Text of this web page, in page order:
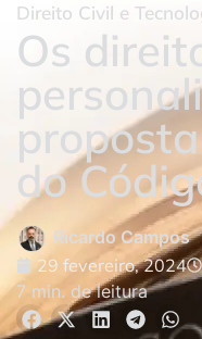
Direito Civil e
Os
do
Ricardo Campos
29 fevereiro, 2024
7 min. de leitura